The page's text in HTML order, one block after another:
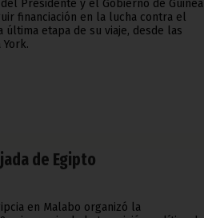
Presidente y el Gobierno de Guinea
financiación en la lucha contra el
última etapa de su viaje, desde las
de Egipto
en Malabo organizó la